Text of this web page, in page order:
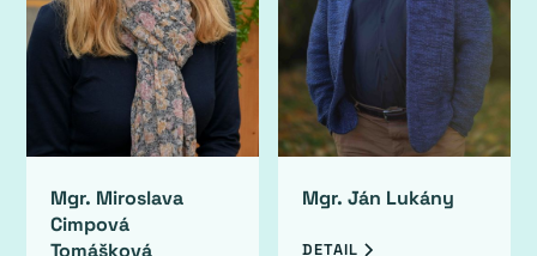
Mgr. Miroslava
Cimpová
Mgr. Ján Lukány
DETAIL